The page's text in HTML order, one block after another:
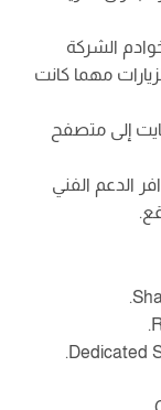
الشركة
مهما كانت
إلى متصفح
الدعم الفني